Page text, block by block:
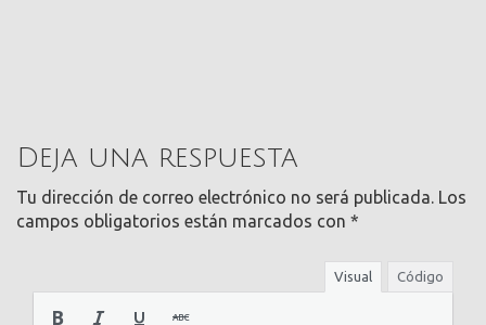
Deja una respuesta
Tu dirección de correo electrónico no será publicada. Los
campos obligatorios están marcados con *
Visual Código